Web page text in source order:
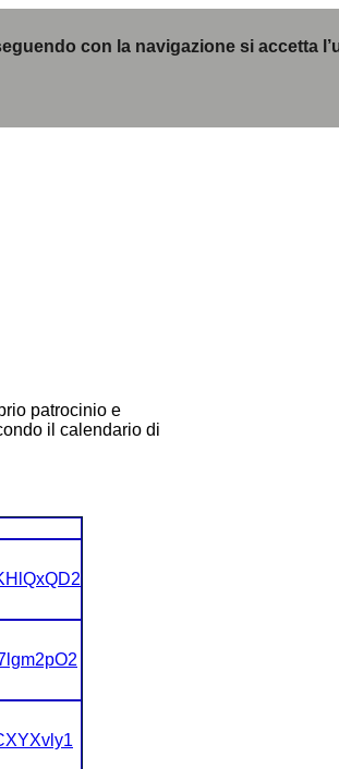
con la navigazione si accetta
patrocinio e
il calendario di